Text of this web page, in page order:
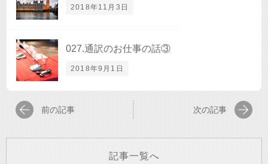
2018年11月3日
027.通訳のお仕事の話③
2018年9月1日
前の記事 次の記事
記事一覧へ